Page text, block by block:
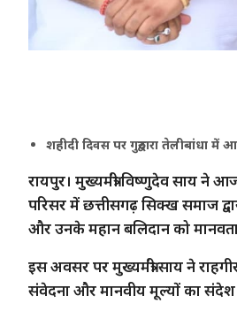
शहीदी दिवस पर गुरुद्वारा तेलीबांधा
रायपुर। मुख्यमंत्री विष्णुदेव साय ने
परिसर में छत्तीसगढ़ सिक्ख समाज
और उनके महान बलिदान को
इस अवसर पर मुख्यमंत्री साय ने
संवेदना और मानवीय मूल्यों का संदेश